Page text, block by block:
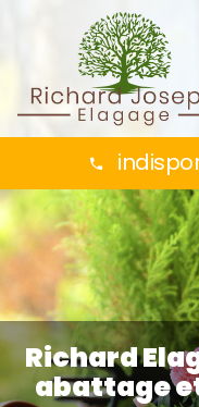
Richard
abattage